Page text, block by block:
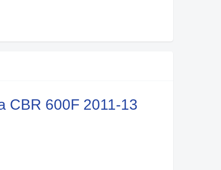
CBR 600F 2011-13